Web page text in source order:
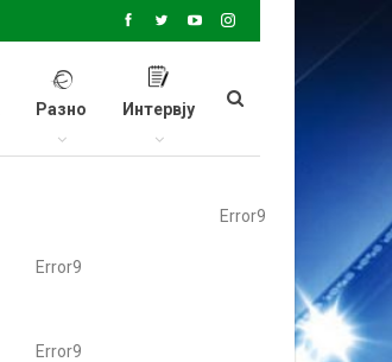
Разно Интервју
Error9
Error9
Error9